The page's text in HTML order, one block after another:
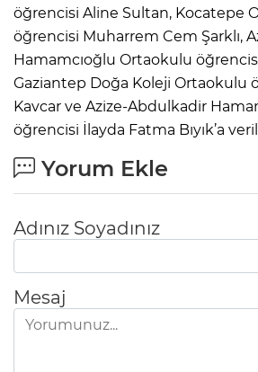
öğrencisi Aline Sultan, Kocatepe
öğrencisi Muharrem Cem Şarklı,
Hamamcıoğlu Ortaokulu öğrencisi
Gaziantep Doğa Koleji Ortaokulu
Kavcar ve Azize-Abdulkadir
öğrencisi İlayda Fatma Bıyık’a
Yorum Ekle
Adınız Soyadınız
Mesaj